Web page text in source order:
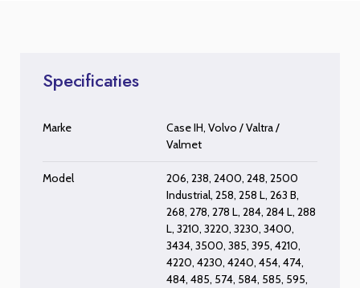
Specificaties
Marke Case IH,Volvo / Valtra /
Valmet
Model 206,238,2400,248,2500
Industrial,258,258 L,263 B,
268,278,278 L,284,284 L,288
L,3210,3220,3230,3400,
3434,3500,385,395,4210,
4220,4230,4240,454,474,
484,485, 574, 584, 585, 595,